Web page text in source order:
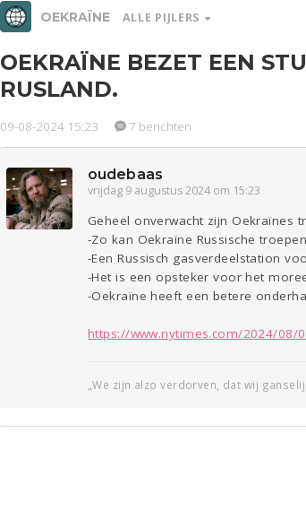
OEKRAÏNE ALLE PIJLERS
Entertainment
Lijf & Lijn Kinderen
Sport Contact Viva zoekt
OEKRAÏNE BEZET EEN
RUSLAND.
09-08-2024 15:23 7 berichten
oudebaas
vrijdag 9 augustus 2024 om 15:23
Geheel onverwacht zijn Oekraïnes
-Zo kan Oekraïne Russische
-Een Russisch gasverdeelstation
-Het is een opsteker voor het
-Oekraïne heeft een betere
https://www.nytimes.com/2024/08/
„We zijn alzo verdorven, dat wij